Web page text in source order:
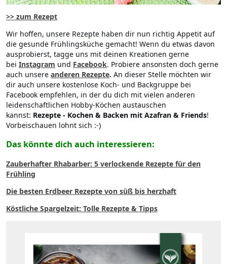
>> zum Rezept
Wir hoffen, unsere Rezepte haben dir nun richtig Appetit auf
die gesunde Frühlingsküche gemacht! Wenn du etwas davon
ausprobierst, tagge uns mit deinen Kreationen gerne
bei Instagram und Facebook. Probiere ansonsten doch gerne
auch unsere anderen Rezepte. An dieser Stelle möchten wir
dir auch unsere kostenlose Koch- und Backgruppe bei
Facebook empfehlen, in der du dich mit vielen anderen
leidenschaftlichen Hobby-Köchen austauschen
kannst: Rezepte - Kochen & Backen mit Azafran & Friends!
Vorbeischauen lohnt sich :-)
Das könnte dich auch interessieren:
Zauberhafter Rhabarber: 5 verlockende Rezepte für den
Frühling
Die besten Erdbeer Rezepte von süß bis herzhaft
Köstliche Spargelzeit: Tolle Rezepte & Tipps